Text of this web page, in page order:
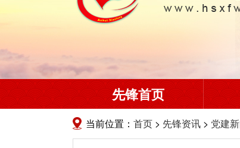
先锋首页
当前位置： 首页 > 先锋资讯 > 党建